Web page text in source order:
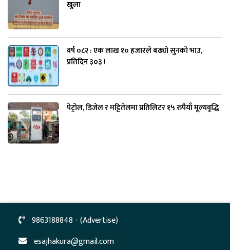
खुला
वर्ष ०८२ : एक लाख १० हजारले बढ्यो सुनको भाउ,
प्रतिदिन ३०३ !
पेट्रोल, डिजेल र मट्टितेलमा प्रतिलिटर १५ रुपैयाँ मूल्यवृद्धि
9863188848 - (Advertise)
esajhakura@gmail.com